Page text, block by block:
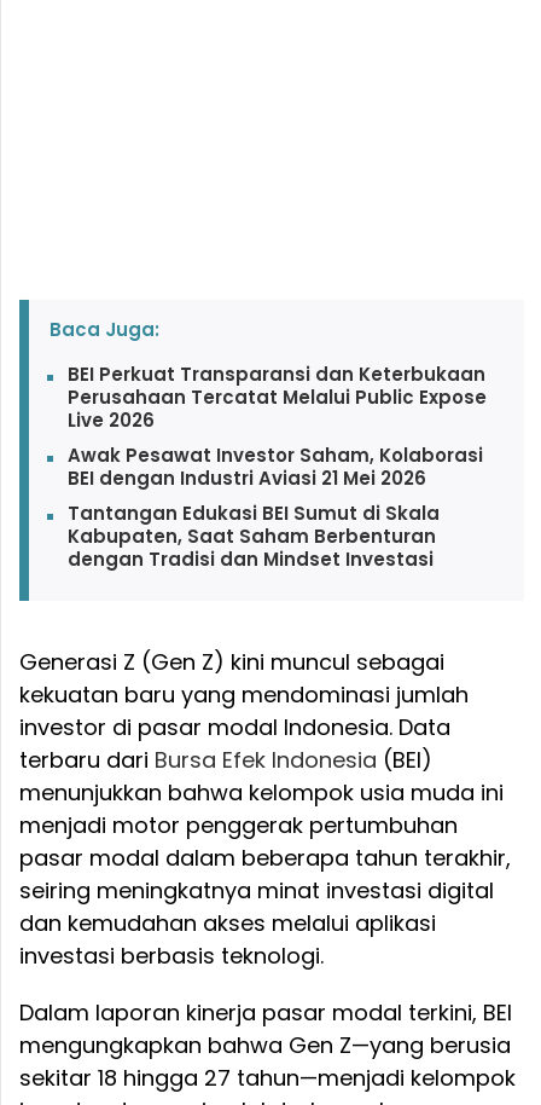
Baca Juga:
BEI Perkuat Transparansi dan Keterbukaan
Perusahaan Tercatat Melalui Public Expose
Live 2026
Awak Pesawat Investor Saham, Kolaborasi
BEI dengan Industri Aviasi 21 Mei 2026
Tantangan Edukasi BEI Sumut di Skala
Kabupaten, Saat Saham Berbenturan
dengan Tradisi dan Mindset Investasi
Generasi Z (Gen Z) kini muncul sebagai
kekuatan baru yang mendominasi jumlah
investor di pasar modal Indonesia. Data
terbaru dari Bursa Efek Indonesia (BEI)
menunjukkan bahwa kelompok usia muda ini
menjadi motor penggerak pertumbuhan
pasar modal dalam beberapa tahun terakhir,
seiring meningkatnya minat investasi digital
dan kemudahan akses melalui aplikasi
investasi berbasis teknologi.
Dalam laporan kinerja pasar modal terkini, BEI
mengungkapkan bahwa Gen Z—yang berusia
sekitar 18 hingga 27 tahun—menjadi kelompok